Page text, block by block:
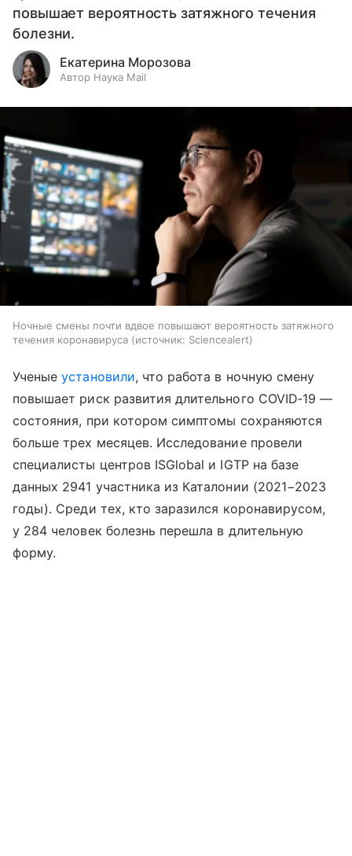
повышает вероятность затяжного течения
болезни.
Екатерина Морозова
Автор Наука Mail
Ночные смены почти вдвое повышают вероятность затяжного
течения коронавируса
источник: Sciencealert
Ученыеустановили, что работа в ночную смену
повышает риск развития длительного COVID‑19 —
состояния, при котором симптомы сохраняются
больше трех месяцев. Исследование провели
специалисты центров ISGlobal и IGTP на базе
данных 2941 участника из Каталонии (2021−2023
годы). Среди тех, кто заразился коронавирусом,
у 284 человек болезнь перешла в длительную
форму.